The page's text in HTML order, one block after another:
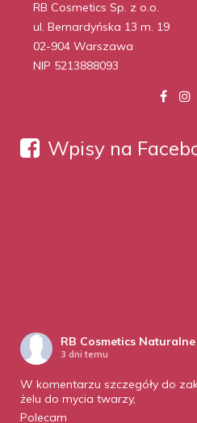
RB Cosmetics Sp. z o.o.
ul. Bernardyńska 13 m. 19
02-904 Warszawa
NIP 5213888093
Wpisy na
RB Cosmetics Naturalne
3 dni temu
W komentarzu szczegóły do
żelu do mycia twarzy,
Polecam